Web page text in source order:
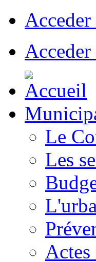
Acceder
Acceder
Le
Les